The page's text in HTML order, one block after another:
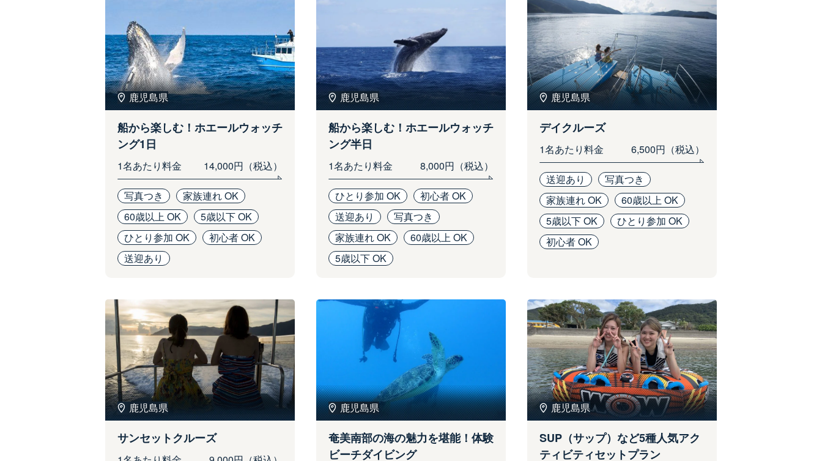
船から楽しむ！ホエールウォッチ
ング1日
1名あたり料金 14,000円（税込）
写真つき
家族連れ OK
60歳以上 OK
5歳以下 OK
ひとり参加 OK
初心者 OK
送迎あり
鹿児島県
船から楽しむ！ホエールウォッチ
ング半日
1名あたり料金 8,000円（税込）
ひとり参加 OK
初心者 OK
送迎あり
写真つき
家族連れ OK
60歳以上 OK
5歳以下 OK
鹿児島県
デイクルーズ
1名あたり料金 6,500円（税込）
送迎あり
写真つき
家族連れ OK
60歳以上 OK
5歳以下 OK
ひとり参加 OK
初心者 OK
鹿児島県
サンセットクルーズ
鹿児島県
奄美南部の海の魅力を堪能！体験
ビーチダイビング
鹿児島県
SUP（サップ）など5種人気アク
ティビティセットプラン
鹿児島県